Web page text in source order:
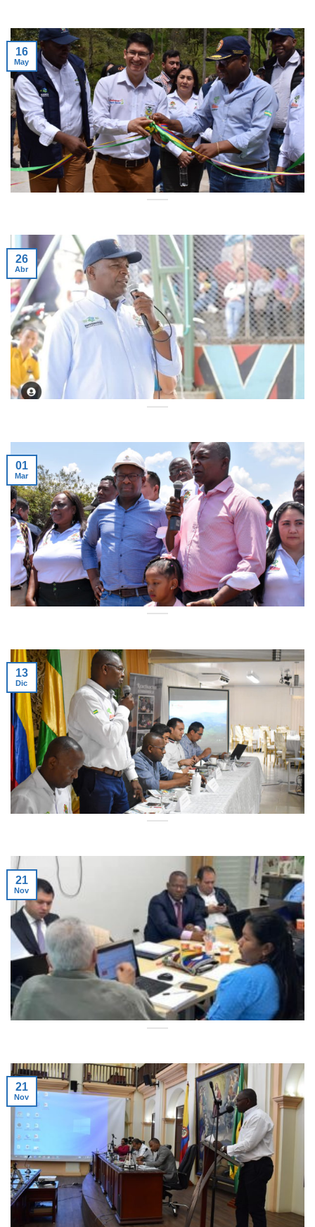
16
May
26
Abr
01
Mar
13
Dic
21
Nov
21
Nov